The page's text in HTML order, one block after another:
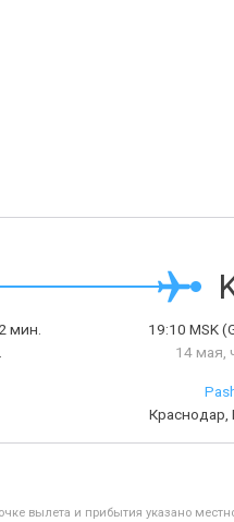
мин.
19:10 MSK
14 мая,
Краснодар,
вылета и прибытия указано